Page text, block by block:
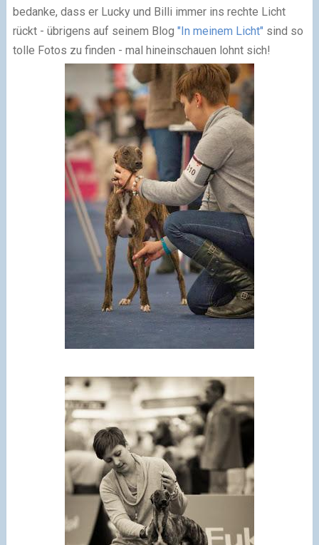
bedanke, dass er Lucky und Billi immer ins rechte Licht
rückt - übrigens auf seinem Blog "In meinem Licht" sind so
tolle Fotos zu finden - mal hineinschauen lohnt sich!